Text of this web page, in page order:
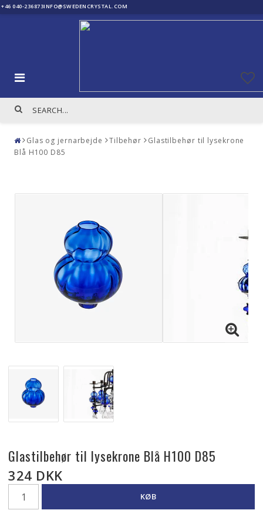
+46 040-236873INFO@SWEDENCRYSTAL.COM
Glas og jernarbejde Tilbehør
Glastilbehør til lysekrone
Blå H100 D85
Glastilbehør til lysekrone Blå H100 D85
324 DKK
KØB